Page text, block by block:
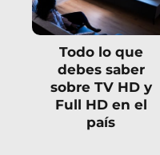
Todo lo que
debes saber
sobre TV HD y
Full HD en el
país